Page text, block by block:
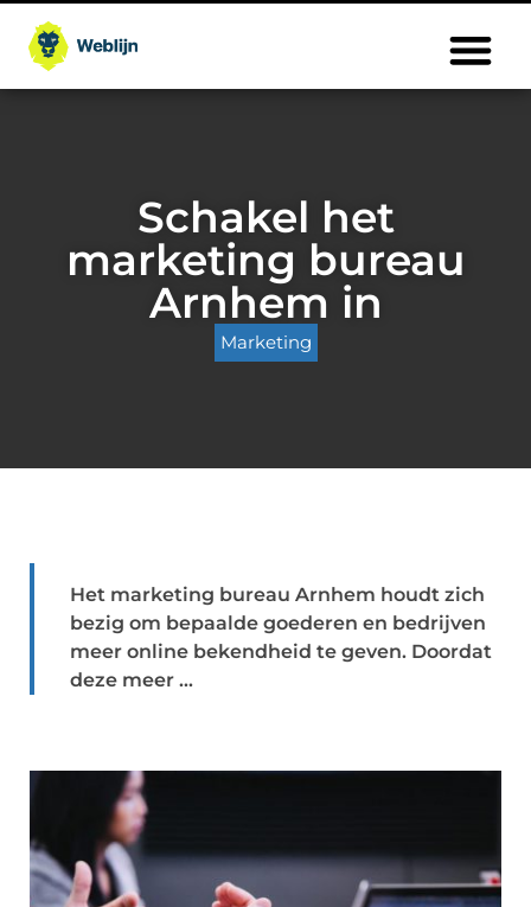
Schakel het
marketing bureau
Arnhem in
Marketing
Het marketing bureau Arnhem houdt zich
bezig om bepaalde goederen en bedrijven
meer online bekendheid te geven. Doordat
deze meer ...